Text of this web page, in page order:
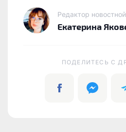
Редактор
Екатерина
ПОДЕЛИТЕСЬ C